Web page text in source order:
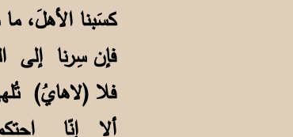
كسَبنا
فإن سِرنا
فلا (لاهايُ)
ألا إنّا